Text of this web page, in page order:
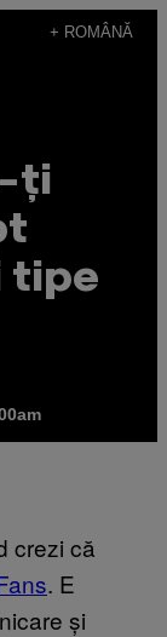
+ ROMÂNĂ
ți
tipe
crezi că
. E
și